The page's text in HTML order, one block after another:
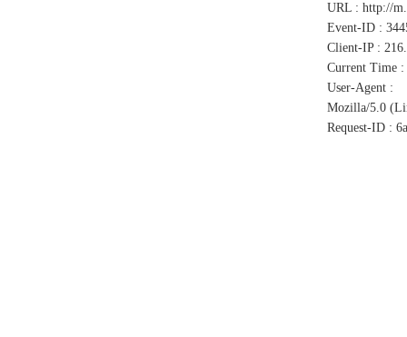
URL : http://
Event-ID :
Client-IP :
Current Time :
User-Agent :
Mozilla/5.0
Request-ID :